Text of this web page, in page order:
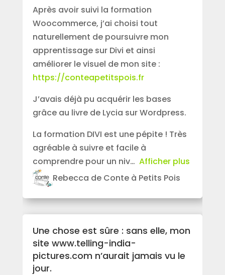
Après avoir suivi la formation
Woocommerce, j’ai choisi tout
naturellement de poursuivre mon
apprentissage sur Divi et ainsi
améliorer le visuel de mon site :
https://conteapetitspois.fr
J’avais déjà pu acquérir les bases
grâce au livre de Lycia sur Wordpress.
La formation DIVI est une pépite ! Très
agréable à suivre et facile à
comprendre pour un niv
Afficher plus
Rebecca de Conte à Petits Pois
Une chose est sûre : sans elle, mon
site www.telling-india-
pictures.com n’aurait jamais vu le
jour.